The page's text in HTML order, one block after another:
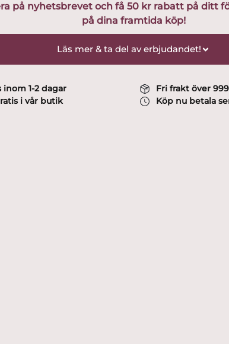
på nyhetsbrevet och få 50 kr rabatt på ditt
på dina framtida köp!
Läs mer & ta del av erbjudandet!
inom 1-2 dagar
i vår butik
Fri frakt över
Köp nu betala